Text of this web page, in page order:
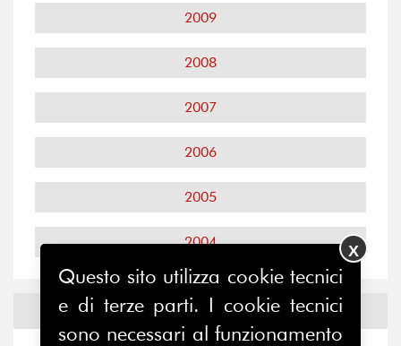
2009
2008
2007
2006
2005
2004
Notizie ed Eventi
Questo sito utilizza cookie tecnici
e di terze parti. I cookie tecnici
sono necessari al funzionamento
X